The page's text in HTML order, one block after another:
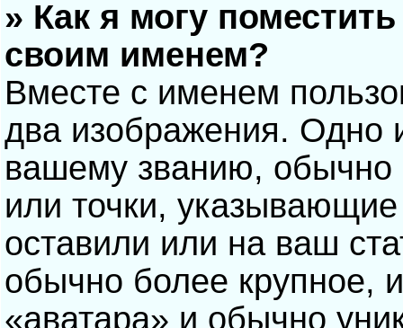
» Как я могу
своим именем?
Вместе с именем
два изображения. Одно
вашему званию, обычно
или точки,
оставили или на ваш
обычно более крупное,
«аватара» и обычно